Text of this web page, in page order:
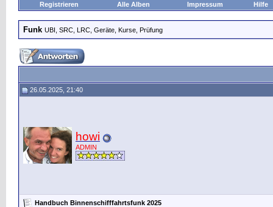
Registrieren Alle Alben Impressum Hilfe
Funk UBI, SRC, LRC, Geräte, Kurse, Prüfung
26.05.2025, 21:40
howi
ADMIN
Handbuch Binnenschifffahrtsfunk 2025